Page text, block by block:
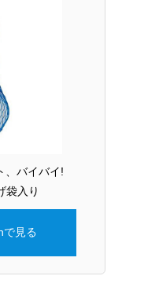
、バイバイ!
袋入り
で見る